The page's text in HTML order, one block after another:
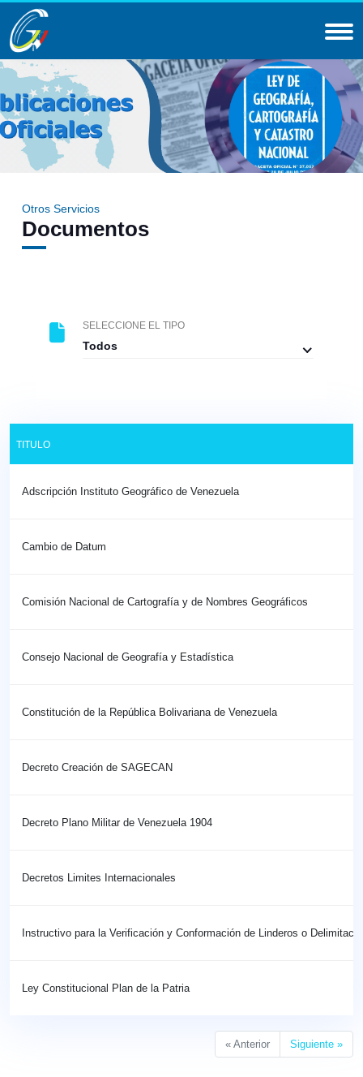
Otros Servicios
Documentos
SELECCIONE EL TIPO
Todos
TITULO
Adscripción Instituto Geográfico de Venezuela
Cambio de Datum
Comisión Nacional de Cartografía y de Nombres Geográficos
Consejo Nacional de Geografía y Estadística
Constitución de la República Bolivariana de Venezuela
Decreto Creación de SAGECAN
Decreto Plano Militar de Venezuela 1904
Decretos Limites Internacionales
Instructivo para la Verificación y Conformación de Linderos o
Ley Constitucional Plan de la Patria
« Anterior Siguiente »